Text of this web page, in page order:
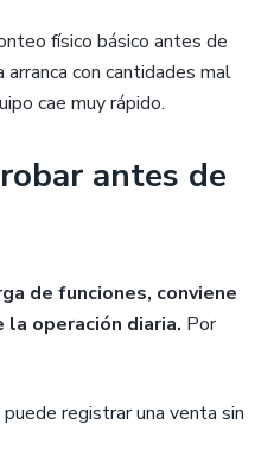
físico básico antes de
con cantidades mal
cae muy rápido.
antes de
de funciones, conviene
operación diaria. Por
registrar una venta sin